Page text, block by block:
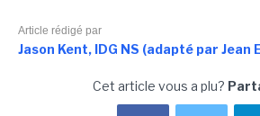
Article rédigé par
Jason Kent, IDG NS (adapté par Jean
Cet article vous a plu?